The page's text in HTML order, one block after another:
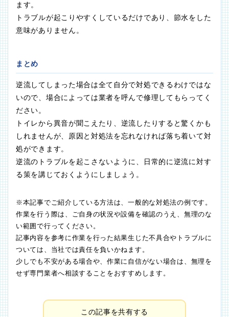
ます。
トラブルが起こりやすくしているだけであり、節水をした
意味がありません。
まとめ
逆流してしまった場合は全て自分で対処できるわけではな
いので、場合によっては業者を呼んで修理してもらってく
ださい。
トイレから異音が聞こえたり、逆流したりすると驚くかも
しれませんが、原因と対処法を忘れなければ落ち着いて対
処ができます。
逆流のトラブルを起こさないように、日常的に逆流に対す
る策を講じておくようにしましょう。
※本記事でご紹介している方法は、一般的な対処法の例です。
作業を行う際は、ご自身の状況や設備を確認のうえ、無理のな
い範囲で行ってください。
記事内容を参考に作業を行った結果生じた不具合やトラブルに
ついては、当社では責任を負いかねます。
少しでも不安がある場合や、作業に自信がない場合は、無理を
せず専門業者へ相談することをおすすめします。
この記事を共有する